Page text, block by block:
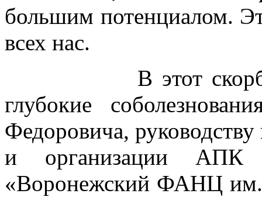
большим потенциалом.
всех нас.
В этот скорбный
глубокие
Федоровича,
и организации
«Воронежский ФАНЦ